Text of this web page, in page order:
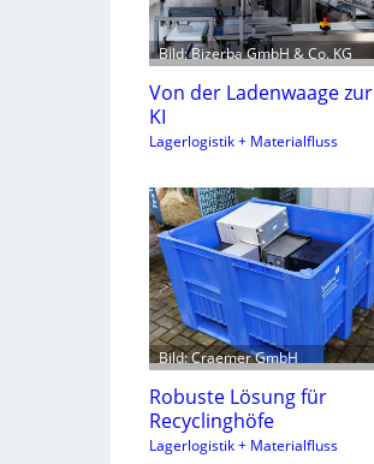
Bild: Bizerba GmbH & Co. KG
Von der Ladenwaage zur
KI
Lagerlogistik + Materialfluss
Bild: Craemer GmbH
Robuste Lösung für
Recyclinghöfe
Lagerlogistik + Materialfluss